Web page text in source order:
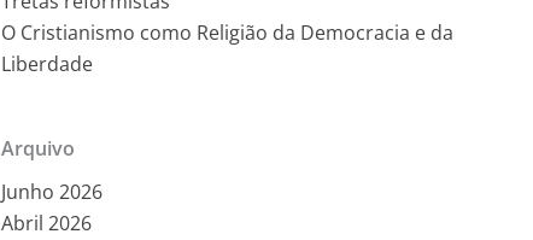
O Cristianismo como Religião da Democracia e da
Liberdade
Arquivo
Junho 2026
Abril 2026